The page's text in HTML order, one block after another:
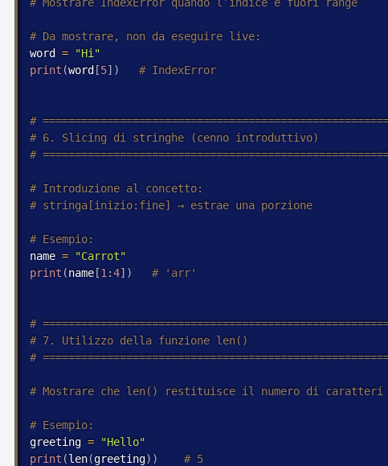
word =
"Hi"
print (word [5] ) # IndexError
# stringa[inizio:fine] → estrae una porzione
name =
"Carrot"
print (name[1 :4] )
greeting =
"Hello"
print (len(greeting) ) # 5